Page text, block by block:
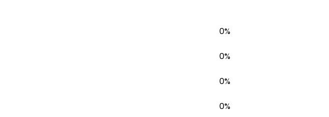
0%
0%
0%
0%